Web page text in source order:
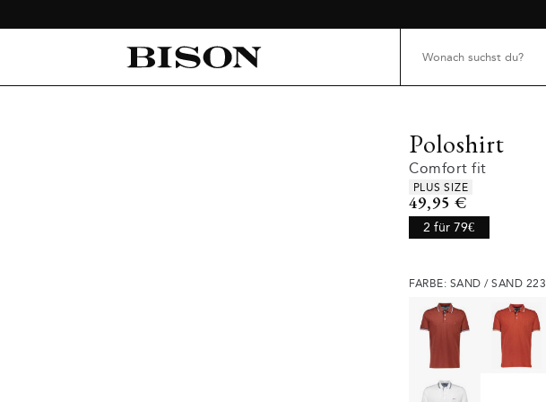
Poloshirt
Comfort fit
Produkteigenschaften
PLUS SIZE
Preis
49,95 €
2 für 79€
FARBE: SAND / SAND 223